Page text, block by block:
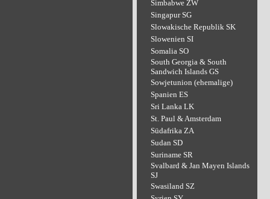
Simbabwe ZW
Singapur SG
Slowakische Republik SK
Slowenien SI
Somalia SO
South Georgia & South
Sandwich Islands GS
Sowjetunion (ehemalige)
Spanien ES
Sri Lanka LK
St. Paul & Amsterdam
Südafrika ZA
Sudan SD
Suriname SR
Svalbard & Jan Mayen Islands
SJ
Swasiland SZ